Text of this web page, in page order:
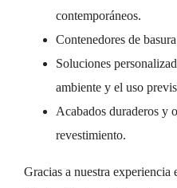
contemporáneos.
Contenedores de
Soluciones
ambiente y el uso
Acabados duraderos y
revestimiento.
Gracias a nuestra